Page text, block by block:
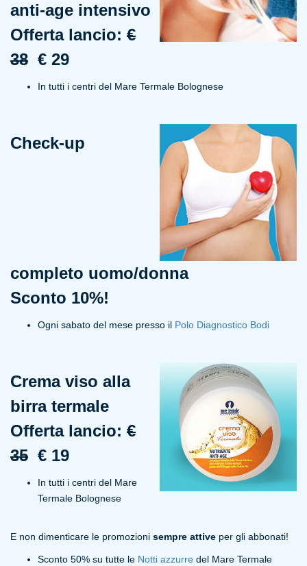
anti-age intensivo
Offerta lancio: €
38 € 29
In tutti i centri del Mare Termale Bolognese
Check-up
completo uomo/donna
Sconto 10%!
Ogni sabato del mese presso il Polo Diagnostico Bodi
Crema viso alla
birra termale
Offerta lancio: €
35 € 19
In tutti i centri del Mare
Termale Bolognese
E non dimenticare le promozioni sempre attive per gli abbonati!
Sconto 50% su tutte le Notti azzurre del Mare Termale